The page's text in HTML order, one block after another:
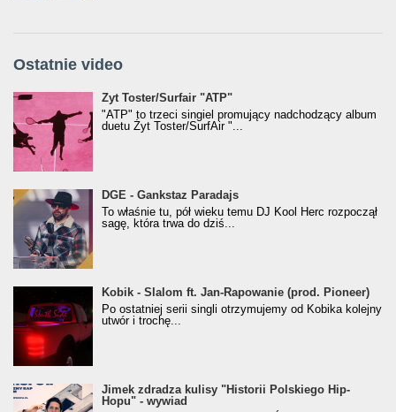
Ostatnie video
Żyt Toster/SurfAir - ATP VIDEO
Żyt Toster/Surfair "ATP"
"ATP" to trzeci singiel promujący nadchodzący album
duetu Żyt Toster/SurfAir "...
donGURALesko z nagrodą za
Klasyczny/Trueschoolowy Album Roku
(Popkillery 2023)
DGE - Gankstaz Paradajs
To właśnie tu, pół wieku temu DJ Kool Herc rozpoczął
sagę, która trwa do dziś...
Kobik - Slalom ft. Jan-Rapowanie (prod. Pioneer)
[Official Music Visualiser]
Kobik - Slalom ft. Jan-Rapowanie (prod. Pioneer)
Po ostatniej serii singli otrzymujemy od Kobika kolejny
utwór i trochę...
Jimek zdradza kulisy "Historii Polskiego Hip-
Hopu" - wywiad
Jimek zdradza kulisy "Historii Polskiego Hip-
Hopu" - wywiad